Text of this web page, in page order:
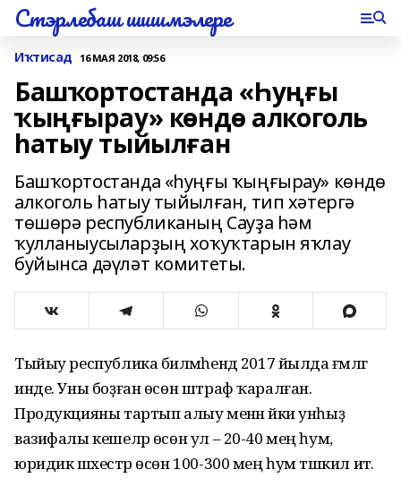
Стэрлебаш шишмэлере
Иҡтисад 16 МАЯ 2018, 09:56
Башҡортостанда «Һуңғы
ҡыңғырау» көндө алкоголь
һатыу тыйылған
Башҡортостанда «һуңғы ҡыңғырау» көндө
алкоголь һатыу тыйылған, тип хәтергә
төшөрә республиканың Сауҙа һәм
ҡулланыусыларҙың хоҡуҡтарын яҡлау
буйынса дәүләт комитеты.
Тыйыу республика биләмәһендә 2017 йылда ғәмәлгә
инде. Уны боҙған өсөн штраф ҡаралған.
Продукцияны тартып алыу менән йәки унһыҙ
вазифалы кешеләр өсөн ул – 20-40 мең һум,
юридик шәхестәр өсөн 100-300 мең һум тәшкил итә.